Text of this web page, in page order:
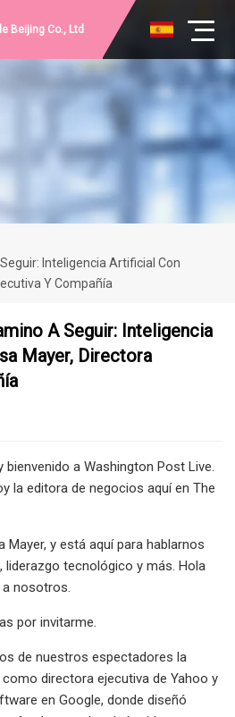
Beijing Co., Ltd
Inteligencia Artificial Con
Y Compañía
A Seguir: Inteligencia
Mayer, Directora
bienvenido a Washington Post Live.
la editora de negocios aquí en The
Mayer, y está aquí para hablarnos
liderazgo tecnológico y más. Hola
a nosotros.
por invitarme.
de nuestros espectadores la
directora ejecutiva de Yahoo y
en Google, donde diseñó